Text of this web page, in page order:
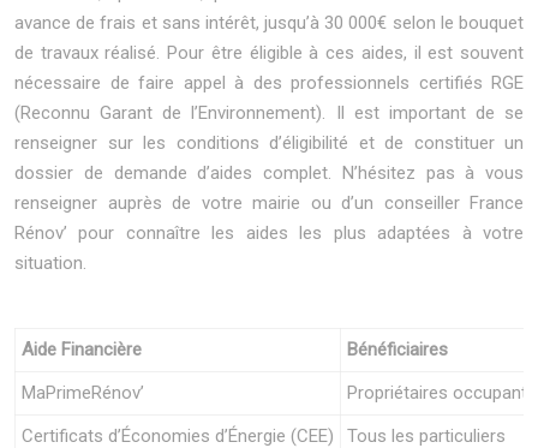
avance de frais et sans intérêt, jusqu’à 30 000€ selon le bouquet
de travaux réalisé. Pour être éligible à ces aides, il est souvent
nécessaire de faire appel à des professionnels certifiés RGE
(Reconnu Garant de l’Environnement). Il est important de se
renseigner sur les conditions d’éligibilité et de constituer un
dossier de demande d’aides complet. N’hésitez pas à vous
renseigner auprès de votre mairie ou d’un conseiller France
Rénov’ pour connaître les aides les plus adaptées à votre
situation.
Aide Financière
Bénéficiaires
MaPrimeRénov’
Propriétaires
Certificats d’Économies d’Énergie (CEE)
Tous les particuliers